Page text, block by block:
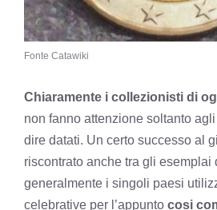
Fonte Catawiki
Chiaramente i collezionisti di
non fanno attenzione soltanto
dire datati. Un certo successo al
riscontrato anche tra gli esemplai
generalmente i singoli paesi
celebrative per l’appunto cosi